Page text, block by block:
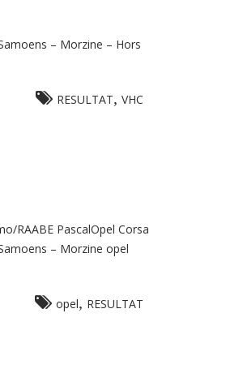
– Morzine – Hors
RESULTAT, VHC
RAABE PascalOpel Corsa
– Morzine opel
opel, RESULTAT